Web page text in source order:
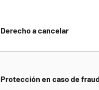
Derecho a cancelar
Protección en caso de